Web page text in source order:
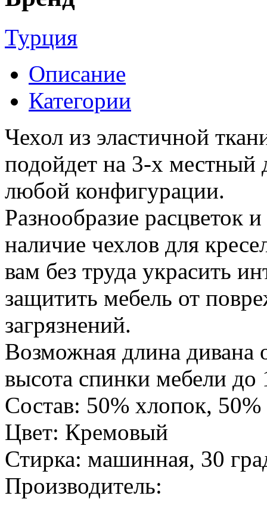
Турция
Описание
Категории
Чехол из эластичной
подойдет на 3-х местный
любой конфигурации.
Разнообразие расцветок
наличие чехлов для
вам без труда украсить
защитить мебель от
загрязнений.
Возможная длина дивана
высота спинки мебели до
Состав: 50% хлопок, 50%
Цвет: Кремовый
Стирка: машинная, 30
Производитель: